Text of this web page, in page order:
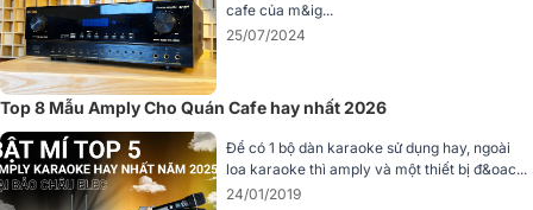
2. Thiết kế của amply Paramax Euro A700
cafe của m&ig...
25/07/2024
Top 8 Mẫu Amply Cho Quán Cafe hay nhất 2026
Để có 1 bộ dàn karaoke sử dụng hay, ngoài
loa karaoke thì amply và một thiết bị đ&oac...
24/01/2019